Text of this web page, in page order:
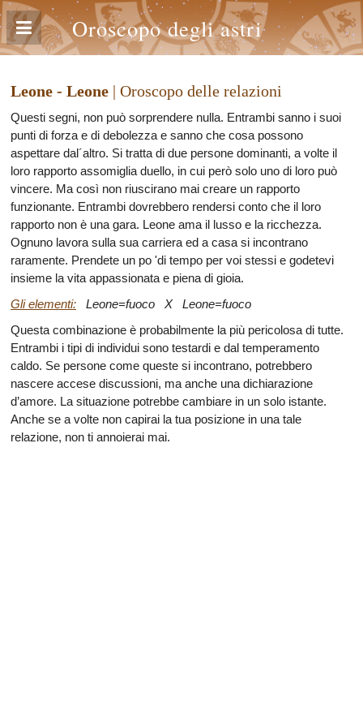
Oroscopo degli astri
Leone - Leone | Oroscopo delle relazioni
Questi segni, non può sorprendere nulla. Entrambi sanno i suoi
punti di forza e di debolezza e sanno che cosa possono
aspettare dal´altro. Si tratta di due persone dominanti, a volte il
loro rapporto assomiglia duello, in cui però solo uno di loro può
vincere. Ma così non riuscirano mai creare un rapporto
funzionante. Entrambi dovrebbero rendersi conto che il loro
rapporto non è una gara. Leone ama il lusso e la ricchezza.
Ognuno lavora sulla sua carriera ed a casa si incontrano
raramente. Prendete un po 'di tempo per voi stessi e godetevi
insieme la vita appassionata e piena di gioia.
Gli elementi: Leone=fuoco X Leone=fuoco
Questa combinazione è probabilmente la più pericolosa di tutte.
Entrambi i tipi di individui sono testardi e dal temperamento
caldo. Se persone come queste si incontrano, potrebbero
nascere accese discussioni, ma anche una dichiarazione
d’amore. La situazione potrebbe cambiare in un solo istante.
Anche se a volte non capirai la tua posizione in una tale
relazione, non ti annoierai mai.